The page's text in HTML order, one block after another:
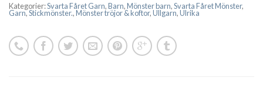
Kategorier:Svarta Fåret Garn,Barn,Mönster barn,Svarta Fåret Mönster,
Garn,Stickmönster.,Mönster tröjor & koftor,Ullgarn,Ulrika